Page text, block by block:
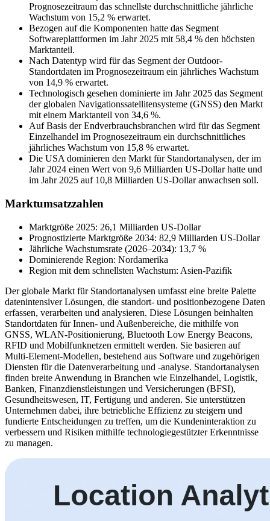
Prognosezeitraum das schnellste durchschnittliche jährliche
Wachstum von 15,2 % erwartet.
Bezogen auf die Komponenten hatte das Segment
Softwareplattformen im Jahr 2025 mit 58,4 % den höchsten
Marktanteil.
Nach Datentyp wird für das Segment der Outdoor-
Standortdaten im Prognosezeitraum ein jährliches Wachstum
von 14,9 % erwartet.
Technologisch gesehen dominierte im Jahr 2025 das Segment
der globalen Navigationssatellitensysteme (GNSS) den Markt
mit einem Marktanteil von 34,6 %.
Auf Basis der Endverbrauchsbranchen wird für das Segment
Einzelhandel im Prognosezeitraum ein durchschnittliches
jährliches Wachstum von 15,8 % erwartet.
Die USA dominieren den Markt für Standortanalysen, der im
Jahr 2024 einen Wert von 9,6 Milliarden US-Dollar hatte und
im Jahr 2025 auf 10,8 Milliarden US-Dollar anwachsen soll.
Marktumsatzzahlen
Marktgröße 2025: 26,1 Milliarden US-Dollar
Prognostizierte Marktgröße 2034: 82,9 Milliarden US-Dollar
Jährliche Wachstumsrate (2026–2034): 13,7 %
Dominierende Region: Nordamerika
Region mit dem schnellsten Wachstum: Asien-Pazifik
Der globale Markt für Standortanalysen umfasst eine breite Palette
datenintensiver Lösungen, die standort- und positionbezogene Daten
erfassen, verarbeiten und analysieren. Diese Lösungen beinhalten
Standortdaten für Innen- und Außenbereiche, die mithilfe von
GNSS, WLAN-Positionierung, Bluetooth Low Energy Beacons,
RFID und Mobilfunknetzen ermittelt werden. Sie basieren auf
Multi-Element-Modellen, bestehend aus Software und zugehörigen
Diensten für die Datenverarbeitung und -analyse. Standortanalysen
finden breite Anwendung in Branchen wie Einzelhandel, Logistik,
Banken, Finanzdienstleistungen und Versicherungen (BFSI),
Gesundheitswesen, IT, Fertigung und anderen. Sie unterstützen
Unternehmen dabei, ihre betriebliche Effizienz zu steigern und
fundierte Entscheidungen zu treffen, um die Kundeninteraktion zu
verbessern und Risiken mithilfe technologiegestützter Erkenntnisse
zu managen.